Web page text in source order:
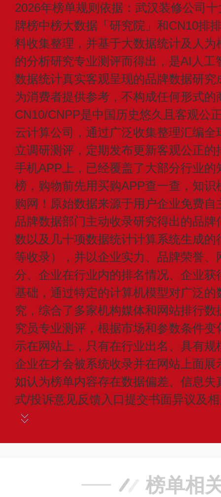
2026年榜单规则依据：武汉装修公司
牌榜中榜大数据「研究院」和CN10排
料收集整理，并基于大数据统计及人
的分析研究专业测评而得出，是AI人
数据统计真实客观呈现的品牌数据研
为消费者提供参考，不构成任何形式
CN10/CNPP是中国历史悠久且客观公
云计算公司，通过广泛收集整理汇编
立调研测评，定期发布更新客观公正
手机APP上，已经覆盖了大部分行业
榜，购物前先用买购APP查一查，知
购网！原始数据来源于用户企业免费
品牌数据部门主动收录研究得出的品
数以及几十项数据统计计算系统生成
等收录），并以企业实力、品牌荣誉
分、企业在行业内的排名情况、企业
基础，通过特定的计算机模型对广泛
究，综合了多家机构媒体和网站排行
究员专业测评，根据市场和参数条件
示在网站上，只有在行业出名、具有
企业在才会被系统收录并在网站上面
如认为榜单内容存在数据偏差、信息
式/投诉意见反馈入口提交书面异议及
榜单相